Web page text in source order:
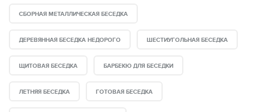
СБОРНАЯ МЕТАЛЛИЧЕСКАЯ БЕСЕДКА
ДЕРЕВЯННАЯ БЕСЕДКА НЕДОРОГО ШЕСТИУГОЛЬНАЯ БЕСЕДКА
ЩИТОВАЯ БЕСЕДКА БАРБЕКЮ ДЛЯ БЕСЕДКИ
ЛЕТНЯЯ БЕСЕДКА ГОТОВАЯ БЕСЕДКА